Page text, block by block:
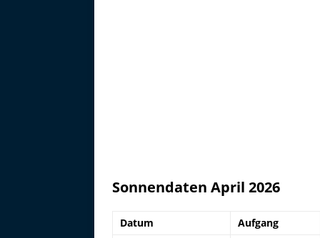
Sonnendaten April 2026
Datum Aufgang